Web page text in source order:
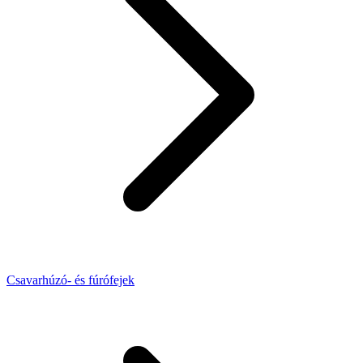
Csavarhúzó- és fúrófejek